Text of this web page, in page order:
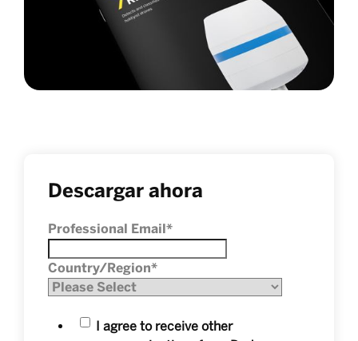
Descargar ahora
Professional Email*
Country/Region*
I agree to receive other